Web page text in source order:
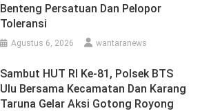
Benteng Persatuan Dan Pelopor
Toleransi
Agustus 6, 2026 wantaranews
Sambut HUT RI Ke-81, Polsek BTS
Ulu Bersama Kecamatan Dan Karang
Taruna Gelar Aksi Gotong Royong